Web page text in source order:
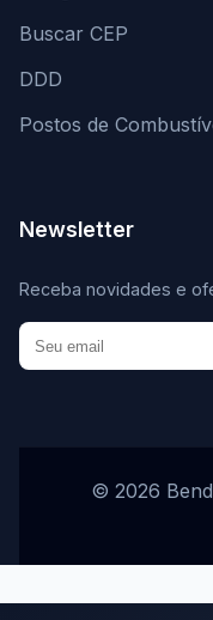
Buscar CEP
DDD
Postos de
Newsletter
Receba novidades e
© 2026